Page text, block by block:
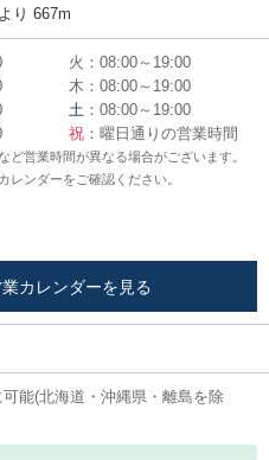
り 667m
火：08:00～19:00
木：08:00～19:00
土 ：08:00～19:00
祝 ：曜日通りの営業時間
ど営業時間が異なる場合がございます。
レンダーをご確認ください。
カレンダーを見る
能(北海道・沖縄県・離島を除